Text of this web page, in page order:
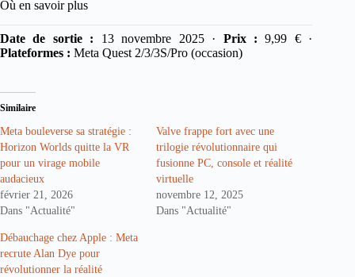
Où en savoir plus
Date de sortie : 13 novembre 2025 · Prix : 9,99 € ·
Plateformes : Meta Quest 2/3/3S/Pro (occasion)
Similaire
Meta bouleverse sa stratégie :
Horizon Worlds quitte la VR
pour un virage mobile
audacieux
février 21, 2026
Dans "Actualité"
Valve frappe fort avec une
trilogie révolutionnaire qui
fusionne PC, console et réalité
virtuelle
novembre 12, 2025
Dans "Actualité"
Débauchage chez Apple : Meta
recrute Alan Dye pour
révolutionner la réalité